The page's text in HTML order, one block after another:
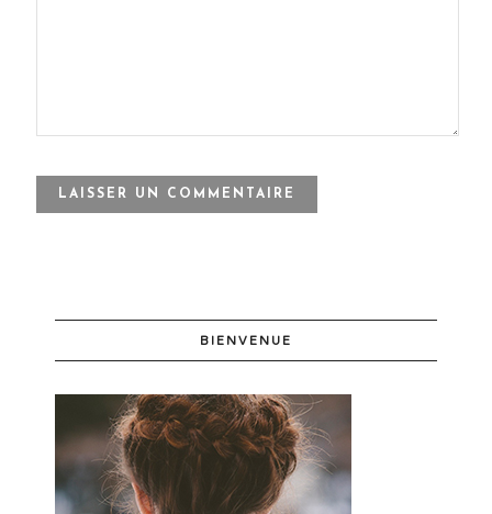
BIENVENUE